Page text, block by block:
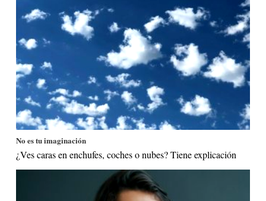
No es tu imaginación
¿Ves caras en enchufes, coches o nubes? Tiene explicación